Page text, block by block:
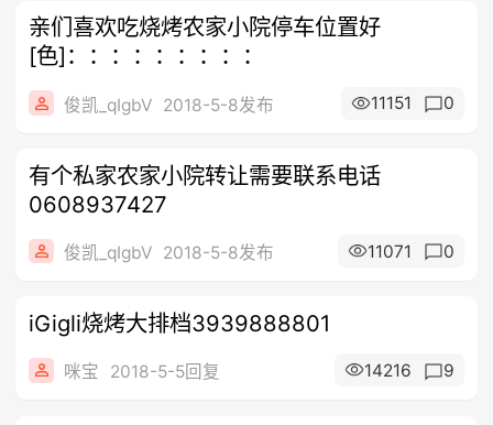
亲们喜欢吃烧烤农家小院停车位置好
[色]：：：：：：：：：
俊凯_qIgbV 2018-5-8发布 11151 0
有个私家农家小院转让需要联系电话
0608937427
俊凯_qIgbV 2018-5-8发布 11071 0
iGigli烧烤大排档3939888801
咪宝 2018-5-5回复 14216 9